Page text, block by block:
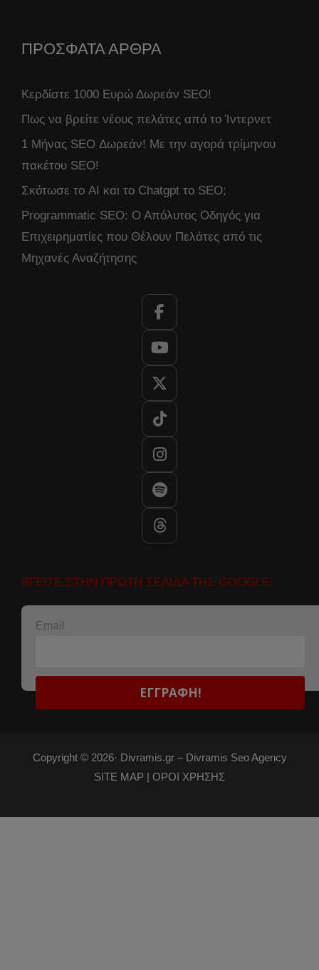
ΠΡΟΣΦΑΤΑ ΑΡΘΡΑ
Κερδίστε 1000 Ευρώ Δωρεάν SEO!
Πως να βρείτε νέους πελάτες από το Ίντερνετ
1 Μήνας SEO Δωρεάν! Με την αγορά τρίμηνου
πακέτου SEO!
Σκότωσε το AI και το Chatgpt το SEO;
Programmatic SEO: Ο Απόλυτος Οδηγός για
Επιχειρηματίες που Θέλουν Πελάτες από τις
Μηχανές Αναζήτησης
ΒΓΕΙΤΕ ΣΤΗΝ ΠΡΩΤΗ ΣΕΛΙΔΑ ΤΗΣ GOOGLE!
Email
Copyright © 2026· Divramis.gr –Divramis Seo Agency
SITE MAP | ΟΡΟΙ ΧΡΗΣΗΣ